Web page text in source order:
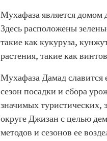
Мухафаза является домом
Здесь расположены
такие как кукуруза,
растения, такие как
Мухафаза Дамад славится
сезон посадки и сбора
значимых туристических,
округе Джизан с целью
методов и сезонов ее